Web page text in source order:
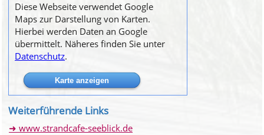
Diese Webseite verwendet Google
Maps zur Darstellung von Karten.
Hierbei werden Daten an Google
übermittelt. Näheres finden Sie unter
Datenschutz.
Weiterführende Links
www.strandcafe-seeblick.de